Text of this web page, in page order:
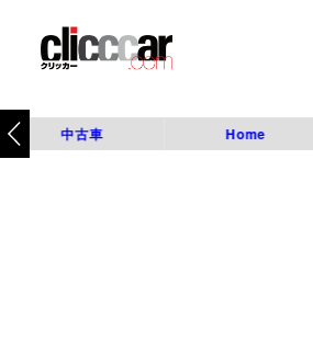
中古車 Home